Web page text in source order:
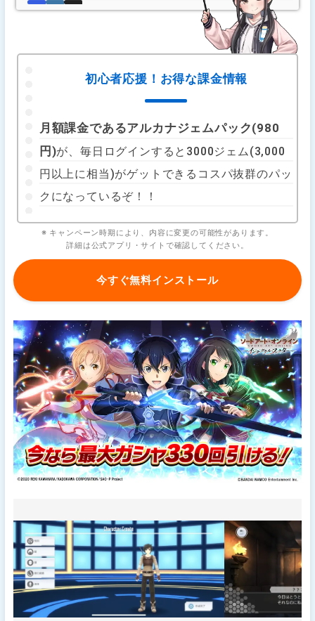
初心者応援！お得な課金情報
月額課金であるアルカナジェムパック(980
円)が、毎日ログインすると3000ジェム(3,000
円以上に相当)がゲットできるコスパ抜群のパッ
クになっているぞ！！
※ キャンペーン時期により、内容に変更の可能性があります。
詳細は公式アプリ・サイトで確認してください。
今すぐ無料インストール